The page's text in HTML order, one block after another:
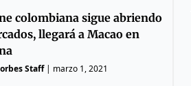
colombiana sigue abriendo
llegará a Macao en
Staff| marzo 1, 2021